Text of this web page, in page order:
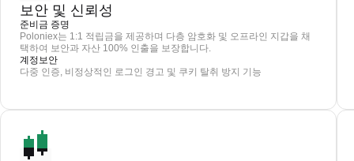
보안 및 신뢰성
준비금 증명
Poloniex는 1:1 적립금을 제공하며 다층 암호화 및 오프라인 지갑을 채
택하여 보안과 자산 100% 인출을 보장합니다.
계정보안
다중 인증, 비정상적인 로그인 경고 및 쿠키 탈취 방지 기능